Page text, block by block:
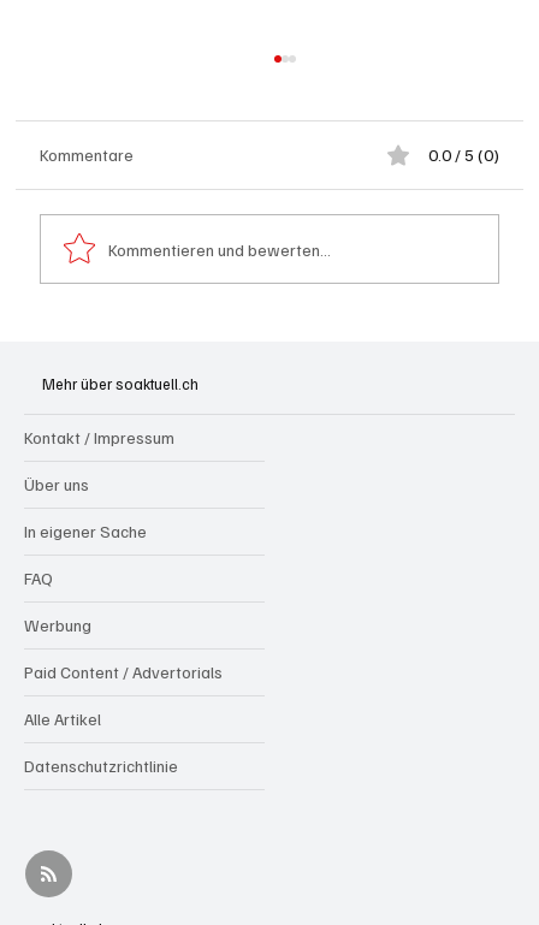
Kommentare 0.0 / 5 (0)
Kommentieren und bewerten...
Mehr über soaktuell.ch
Kontakt / Impressum
Über uns
In eigener Sache
FAQ
Werbung
Paid Content / Advertorials
Alle Artikel
Datenschutzrichtlinie